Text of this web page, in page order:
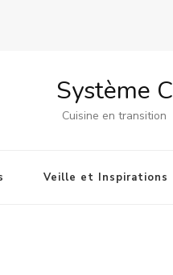
Système C
Cuisine en transition
Veille et Inspirations